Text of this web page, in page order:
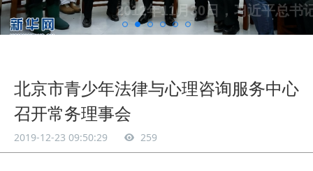
北京市青少年法律与心理咨询服务中心
召开常务理事会
2019-12-23 09:50:29 259